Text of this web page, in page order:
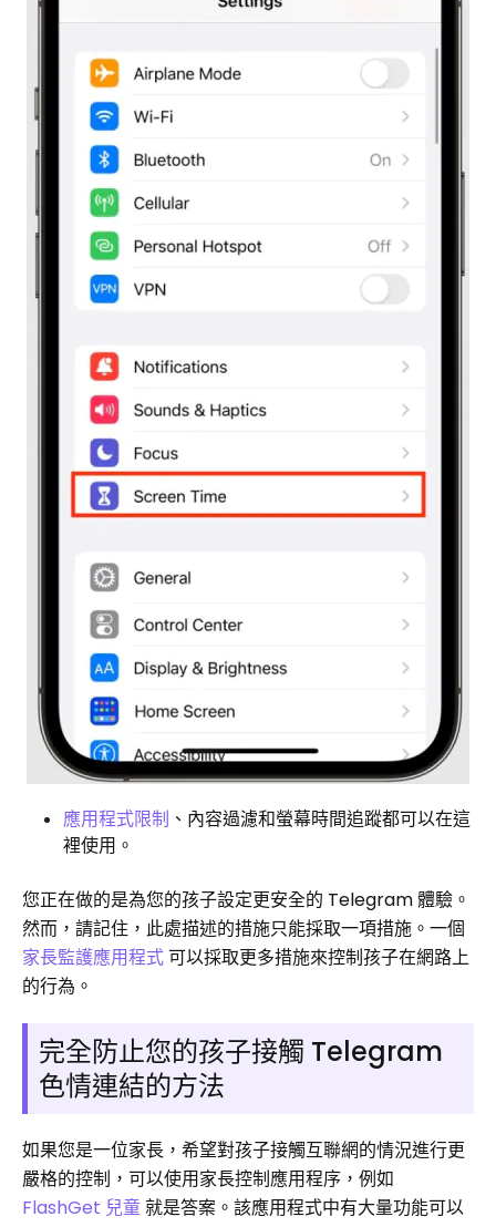
應用程式限制 、內容過濾和螢幕時間追蹤都可以在這
裡使用。
您正在做的是為您的孩子設定更安全的 Telegram 體驗。
然而，請記住，此處描述的措施只能採取一項措施。一個
家長監護應用程式可以採取更多措施來控制孩子在網路上
的行為。
完全防止您的孩子接觸 Telegram
色情連結的方法
如果您是一位家長，希望對孩子接觸互聯網的情況進行更
嚴格的控制，可以使用家長控制應用程序，例如
FlashGet 兒童就是答案。該應用程式中有大量功能可以